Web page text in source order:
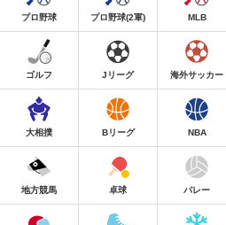
プロ野球 プロ野球(2軍) MLB
ゴルフ Jリーグ 海外サッカー
大相撲 Bリーグ NBA
地方競馬 卓球 バレー